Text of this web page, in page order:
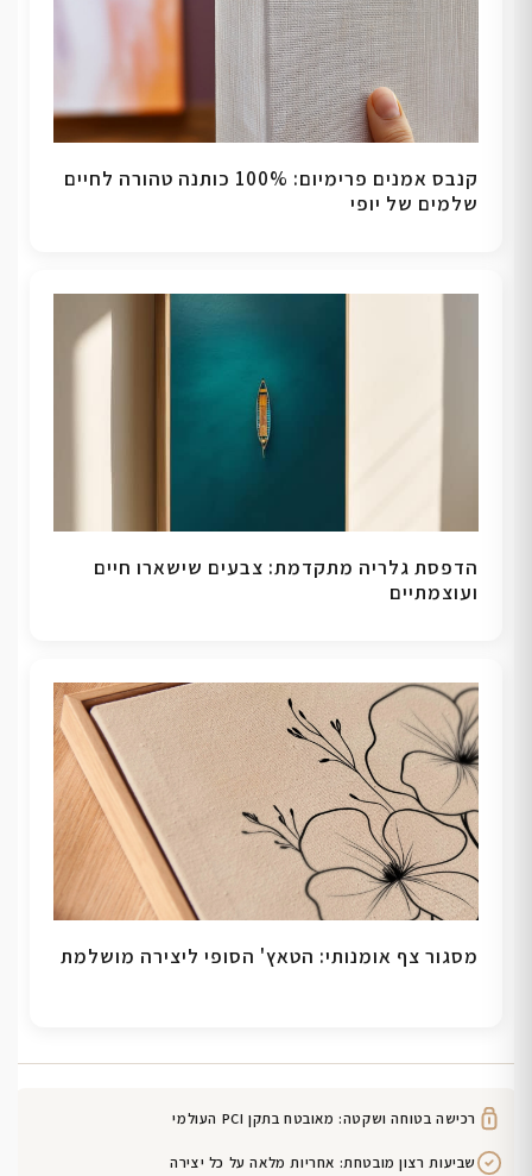
קנבס אמנים פרימיום: 100% כותנה טהורה לחיים
שלמים של יופי
הדפסת גלריה מתקדמת: צבעים שישארו חיים
ועוצמתיים
מסגור צף אומנותי: הטאץ' הסופי ליצירה מושלמת
רכישה בטוחה ושקטה: מאובטח בתקן PCI העולמי
שביעות רצון מובטחת: אחריות מלאה על כל יצירה